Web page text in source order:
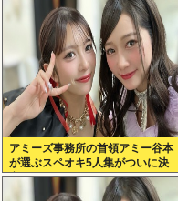
アミーズ事務所の首領アミー谷本
が選ぶスペオキ5人集がついに決
定してしまう